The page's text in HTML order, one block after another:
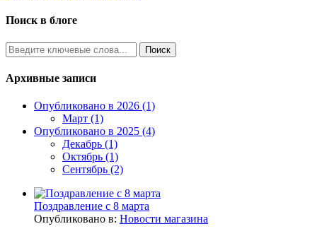
Поиск в блоге
Архивные записи
Опубликовано в 2026 (1)
Март (1)
Опубликовано в 2025 (4)
Декабрь (1)
Октябрь (1)
Сентябрь (2)
Поздравление с 8 марта
Опубликовано в: Новости магазина